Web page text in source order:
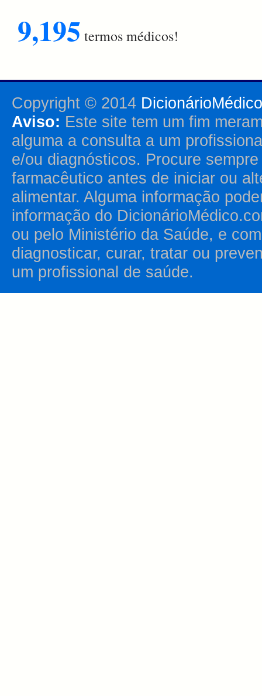
9,195 termos médicos!
Copyright © 2014
Aviso: Este site tem um fim
alguma a consulta a um
e/ou diagnósticos. Procure
farmacêutico antes de iniciar ou
alimentar. Alguma informação
informação do
ou pelo Ministério da Saúde, e
diagnosticar, curar, tratar ou
um profissional de saúde.